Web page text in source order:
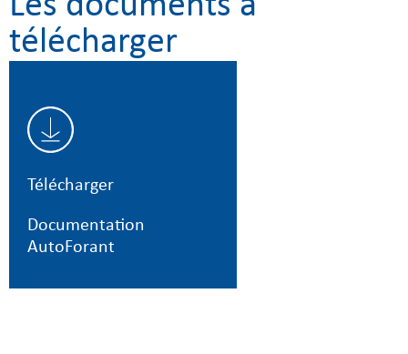
télécharger
Télécharger
Documentation
AutoForant